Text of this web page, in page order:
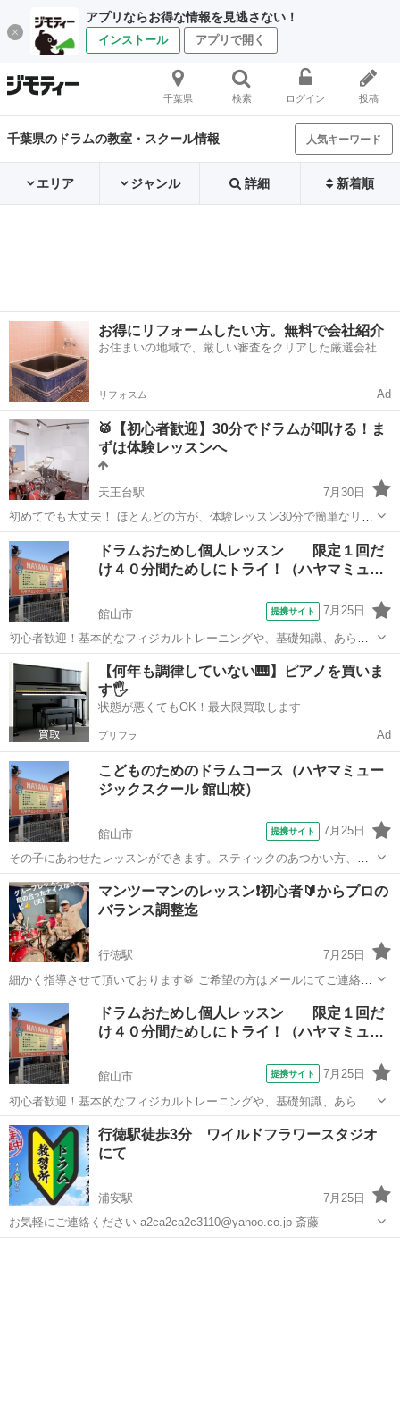
アプリならお得な情報を見逃さない！
インストール アプリで開く
千葉県 検索 ログイン 投稿
千葉県のドラムの教室・スクール情報 人気キーワード
エリア ジャンル 詳細 新着順
お得にリフォームしたい方。無料で会社紹介
お住まいの地域で、厳しい審査をクリアした厳選会社を
リフォスム Ad
🥁【初心者歓迎】30分でドラムが叩ける！ま
ずは体験レッスンへ
天王台駅
7月30日
初めてでも大丈夫！ ほとんどの方が、体験レッスン30分で簡単なリズ
ムを演奏できるようになります🔥 「ドラムを始めてみたい！」 「もっ
と上手くなりたい！」 そんな方を大歓迎しております！ はじめまし
て...
千葉 我孫子市 天王台駅 ドラム
ドラムおためし個人レッスン 限定１回だ
け４０分間ためしにトライ！（ハヤマミュ…
館山市 提携サイト 7月25日
初心者歓迎！基本的なフィジカルトレーニングや、基礎知識、あらゆ
るパターン、Fillなど、わかりやすく楽しくプレーできるようにレッス
ンします。まずは一度おためしで！
千葉 館山市 ドラム
【何年も調律していない🎹】ピアノを買いま
す🖐️
状態が悪くてもOK！最大限買取します
プリフラ Ad
こどものためのドラムコース（ハヤマミュー
ジックスクール 館山校）
館山市 提携サイト 7月25日
その子にあわせたレッスンができます。スティックのあつかい方、リ
ズムの基本、リズムのバリエーション、曲にあわせたアンサンブル、
などマイペースで無理なく実力をつけて行きます。
千葉 館山市
マンツーマンのレッスン❗️初心者🔰からプロの
バランス調整迄
行徳駅
7月25日
細かく指導させて頂いております🥁 ご希望の方はメールにてご連絡下
さい。 a2ca2ca2c3110@yahoo.co.jp（斎藤ジャッチャカ敦史）
千葉 浦安市 行徳駅 ドラム
ドラムおためし個人レッスン 限定１回だ
け４０分間ためしにトライ！（ハヤマミュ…
館山市 提携サイト 7月25日
初心者歓迎！基本的なフィジカルトレーニングや、基礎知識、あらゆ
るパターン、Fillなど、わかりやすく楽しくプレーできるようにレッス
ンします。まずは一度おためしで！
千葉 館山市 ドラム
行徳駅徒歩3分 ワイルドフラワースタジオ
にて
浦安駅
7月25日
お気軽にご連絡ください a2ca2ca2c3110@yahoo.co.jp 斎藤